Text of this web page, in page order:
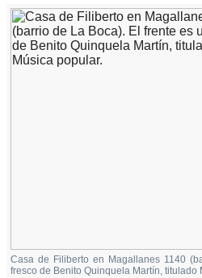
Casa de Filiberto en Magallanes 1140
fresco de Benito Quinquela Martín, titulado